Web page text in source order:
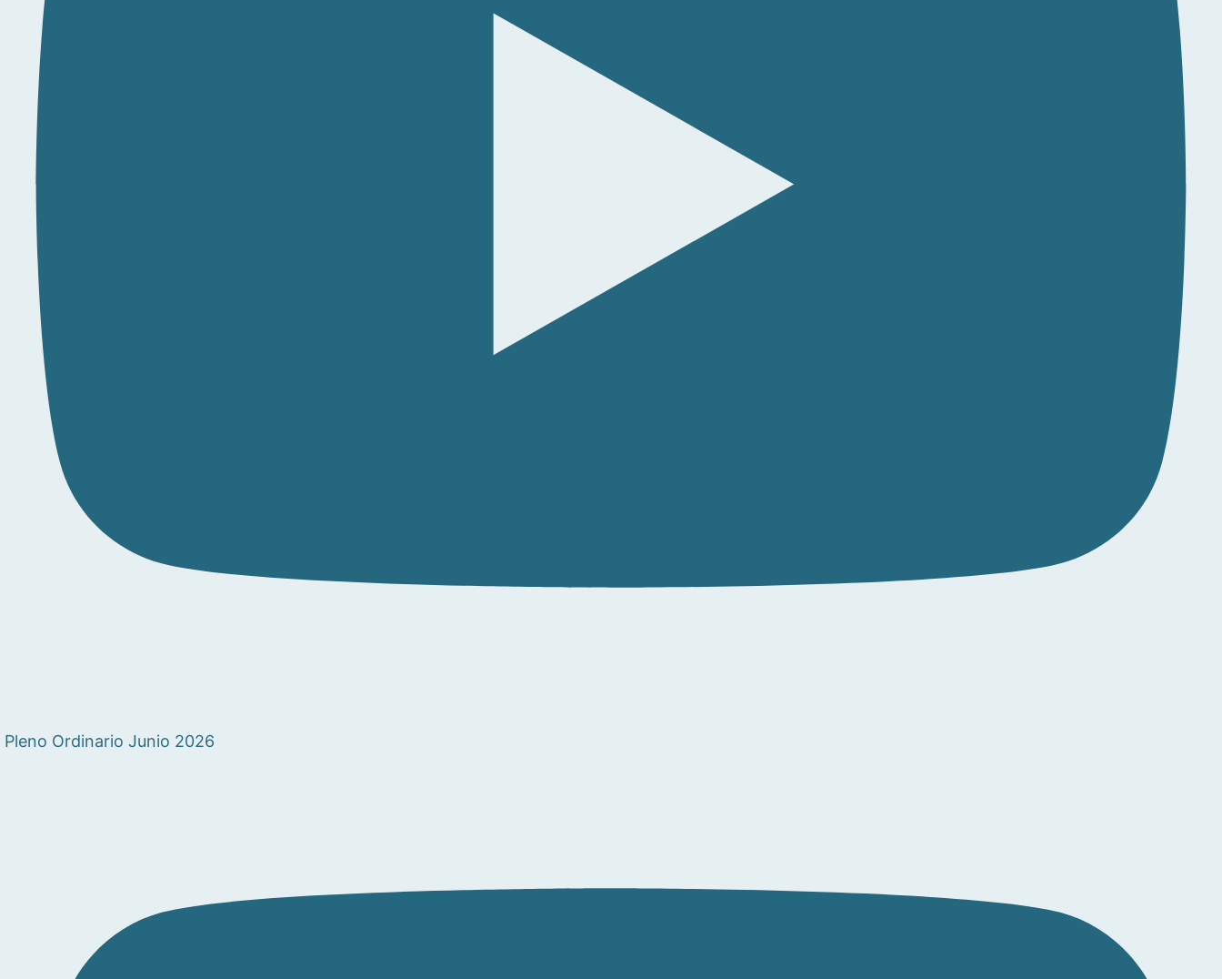
Pleno Ordinario Junio 2026